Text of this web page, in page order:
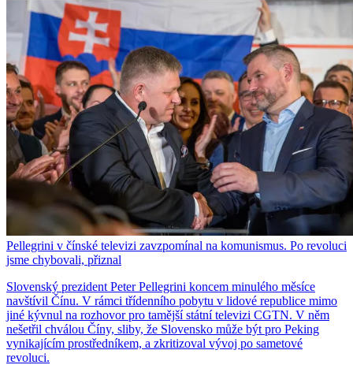
Pellegrini v čínské televizi zavzpomínal na komunismus. Po revoluci
jsme chybovali, přiznal
Slovenský prezident Peter Pellegrini koncem minulého měsíce
navštívil Čínu. V rámci třídenního pobytu v lidové republice mimo
jiné kývnul na rozhovor pro tamější státní televizi CGTN. V něm
nešetřil chválou Číny, sliby, že Slovensko může být pro Peking
vynikajícím prostředníkem, a zkritizoval vývoj po sametové
revoluci.